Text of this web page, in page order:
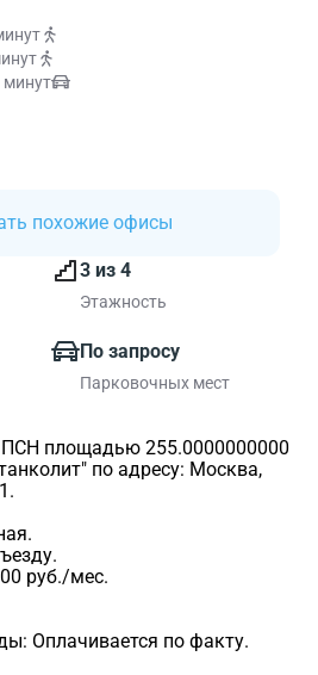
минут
похожие офисы
3 из 4
Этажность
По запросу
Парковочных мест
площадью 255.0000000000
по адресу: Москва,
руб./мес.
Оплачивается по факту.